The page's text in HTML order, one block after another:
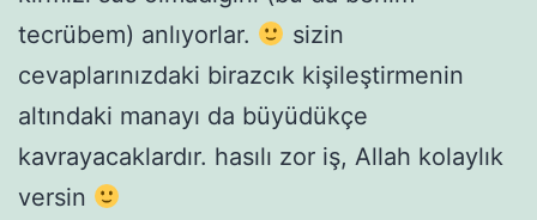
tecrübem) anlıyorlar.
sizin
cevaplarınızdaki birazcık kişileştirmenin
altındaki manayı da büyüdükçe
kavrayacaklardır. hasılı zor iş, Allah kolaylık
versin